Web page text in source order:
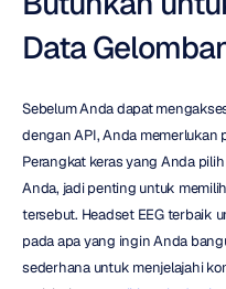
Data
Sebelum Anda dapat
dengan API, Anda memerlukan
Perangkat keras yang Anda
Anda, jadi penting untuk
tersebut. Headset EEG terbaik
pada apa yang ingin Anda
sederhana untuk menjelajahi